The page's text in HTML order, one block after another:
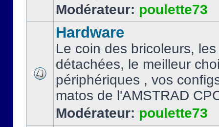
Modérateur: poulette73
Hardware
Le coin des bricoleurs,
détachées, le meilleur
périphériques , vos
matos de l'AMSTRAD
Modérateur: poulette73